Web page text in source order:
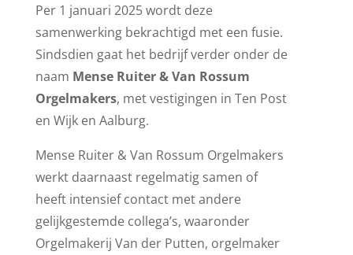
Per 1 januari 2025 wordt deze
samenwerking bekrachtigd met een fusie.
Sindsdien gaat het bedrijf verder onder de
naam Mense Ruiter & Van Rossum
Orgelmakers, met vestigingen in Ten Post
en Wijk en Aalburg.
Mense Ruiter & Van Rossum Orgelmakers
werkt daarnaast regelmatig samen of
heeft intensief contact met andere
gelijkgestemde collega’s, waaronder
Orgelmakerij Van der Putten, orgelmaker